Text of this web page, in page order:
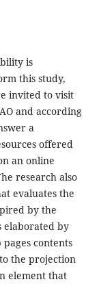
is
this study,
invited to visit
and according
a
offered
an online
research also
evaluates the
by the
elaborated by
contents
the projection
element that